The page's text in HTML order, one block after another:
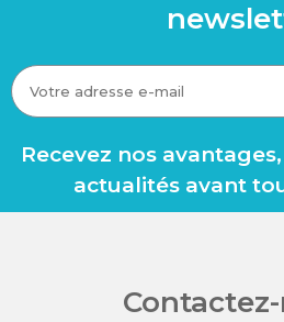
Recevez nos
actualités avant